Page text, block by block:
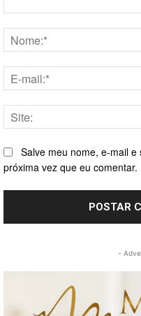
Salve meu nome, e-mail
próxima vez que eu comentar.
-